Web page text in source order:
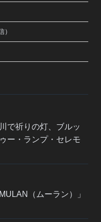
で祈りの灯、ブルッ
ー・ランプ・セレモ
（ムーラン）」